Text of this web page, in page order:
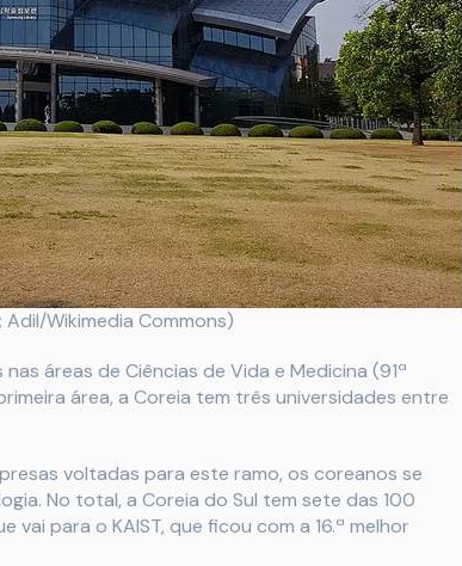
Wikimedia Commons)
áreas de Ciências de Vida e Medicina (91ª
área, a Coreia tem três universidades entre
voltadas para este ramo, os coreanos se
No total, a Coreia do Sul tem sete das 100
para o KAIST, que ficou com a 16.ª melhor